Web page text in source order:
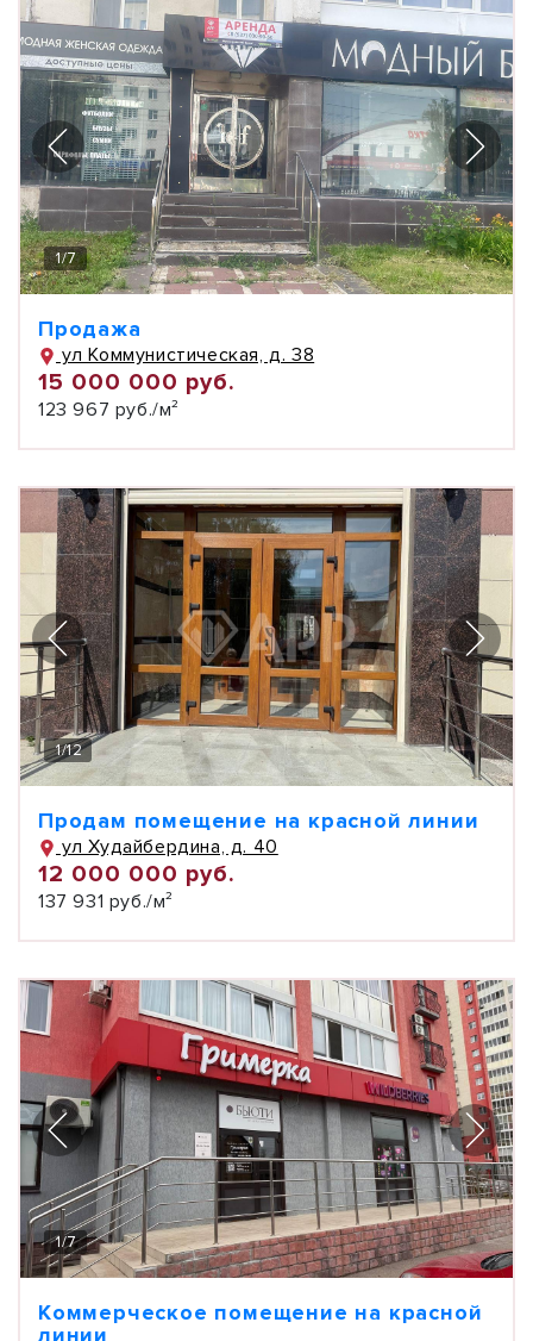
1/7
Продажа
ул Коммунистическая, д. 38
15 000 000 руб.
123 967 руб./м²
1/12
Продам помещение на красной линии
ул Худайбердина, д. 40
12 000 000 руб.
137 931 руб./м²
1/7
Коммерческое помещение на красной
линии